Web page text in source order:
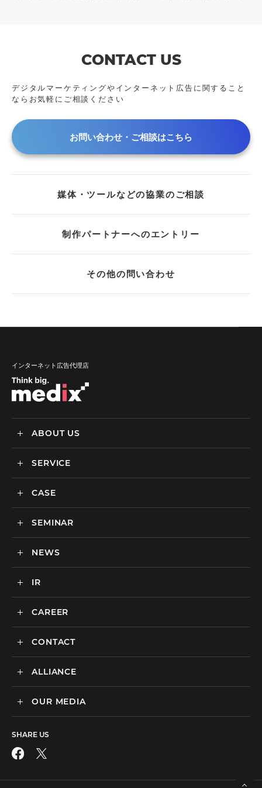
CONTACT US
デジタルマーケティングやインターネット広告に 関すること
ならお気軽にご相談ください
お問い合わせ・ご相談はこちら
媒体・ツールなどの協業のご相談
制作パートナーへのエントリー
その他の問い合わせ
インターネット広告代理店
ABOUT US
メディックスについて
ごあいさつ
SERVICE
サービス
BtoCマーケティング支援
海外マーケティング支援
オリジナルサービス
広告・プロモーション
フィード広告
SNS広告
CASE
実績・事例
SEMINAR
セミナー一覧
NEWS
ニュース一覧
IR
IR情報
CAREER
新卒採用
CONTACT
広告のお問い合わせ
その他のお問い合わせ
ALLIANCE
MEDIX Marketing Taiwan CO., LTD
OUR MEDIA
facebook
SHARE US